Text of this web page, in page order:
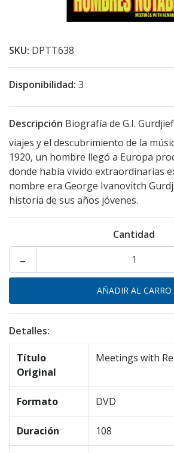
SKU: DPTT638
Disponibilidad: 3
Descripción Biografía de G.I.
viajes y el descubrimiento de la
1920, un hombre llegó a Europa
donde había vivido extraordinarias
nombre era George Ivanovitch
historia de sus años jóvenes.
Cantidad
-
Detalles:
Título
Original
Meetings with
Formato DVD
Duración 108